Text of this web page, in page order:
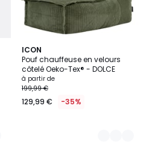
ICON
Pouf chauffeuse en velours
côtelé Oeko-Tex® - DOLCE
à partir de
199,99 €
129,99 € -35%
3
Couleurs